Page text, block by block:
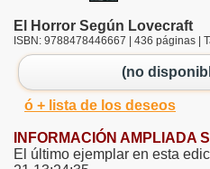
El Horror Según Lovecraft
ISBN: 9788478446667 | 436 páginas |
(no
ó + lista de los deseos
INFORMACIÓN AMPLIADA
El último ejemplar en esta